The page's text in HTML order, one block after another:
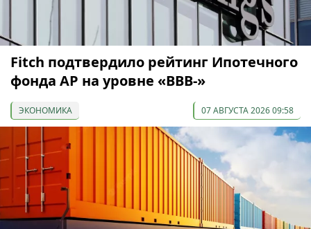
Fitch подтвердило рейтинг Ипотечного
фонда АР на уровне «BBB-»
ЭКОНОМИКА 07 АВГУСТА 2026 09:58